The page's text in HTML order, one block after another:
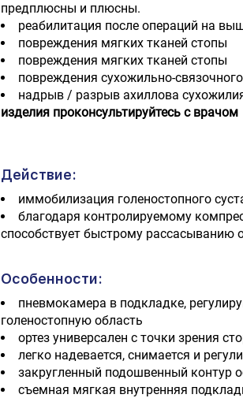
предплюсны и плюсны.
реабилитация после операций на
повреждения мягких тканей стопы
повреждения мягких тканей стопы
повреждения сухожильно-­
надрыв / разрыв ахиллова
изделия проконсультируйтесь с врачом
Действие:
иммобилизация голеностопного
благодаря контролируемому
способствует быстрому рассасыванию
Особенности:
пневмокамера в подкладке,
голеностопную область
ортез универсален с точки зрения
легко надевается, снимается и
закругленный подошвенный контур
съемная мягкая внутренняя